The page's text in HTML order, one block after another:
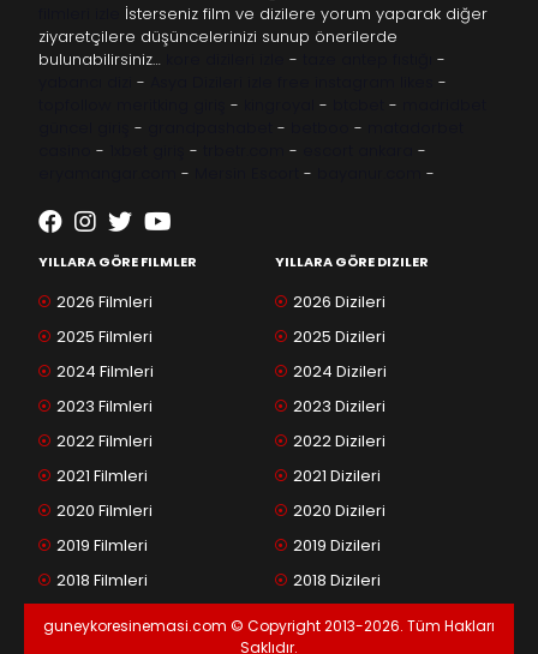
İsterseniz film ve dizilere yorum yaparak diğer
ziyaretçilere düşüncelerinizi sunup önerilerde
bulunabilirsiniz…
-
-
-
-
- - -
- - -
- - -
-
- - -
YILLARA GÖRE FILMLER
2026 Filmleri
2025 Filmleri
2024 Filmleri
2023 Filmleri
2022 Filmleri
2021 Filmleri
2020 Filmleri
2019 Filmleri
2018 Filmleri
YILLARA GÖRE DIZILER
2026 Dizileri
2025 Dizileri
2024 Dizileri
2023 Dizileri
2022 Dizileri
2021 Dizileri
2020 Dizileri
2019 Dizileri
2018 Dizileri
guneykoresinemasi.com © Copyright 2013-2026. Tüm Hakları
Saklıdır.